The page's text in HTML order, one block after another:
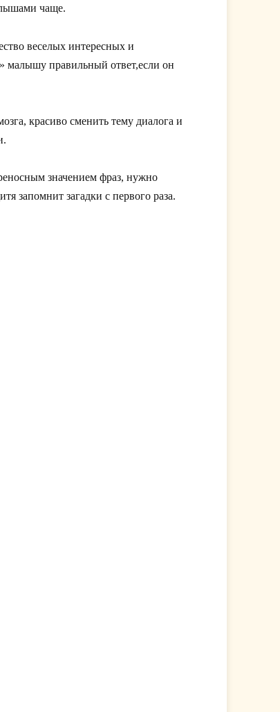
чаще.
веселых интересных и
малышу правильный ответ,если он
красиво сменить тему диалога и
значением фраз, нужно
запомнит загадки с первого раза.